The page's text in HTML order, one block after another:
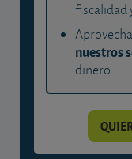
fiscalidad
nuestros
dinero.